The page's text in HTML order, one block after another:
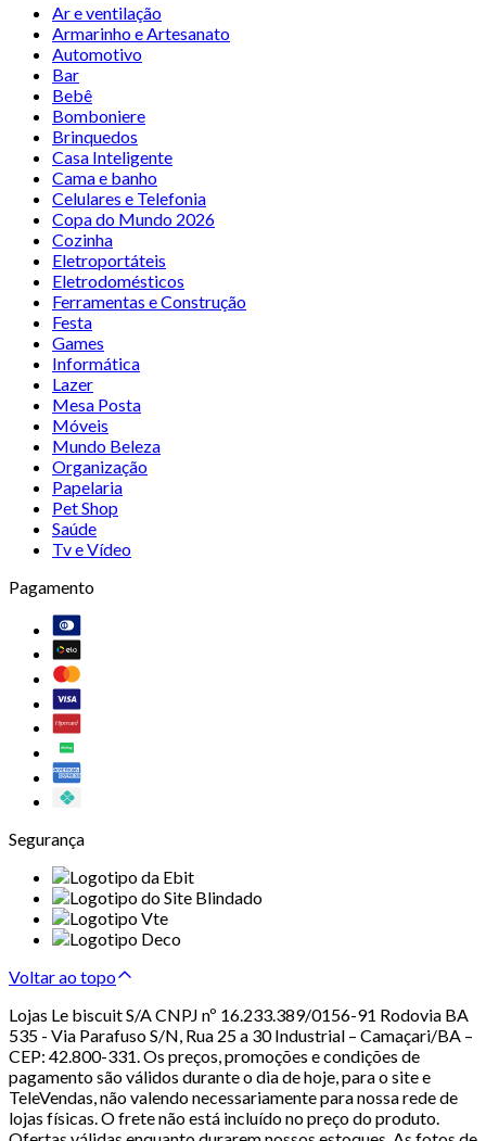
Ar e ventilação
Armarinho e Artesanato
Automotivo
Bar
Bebê
Bomboniere
Brinquedos
Casa Inteligente
Cama e banho
Celulares e Telefonia
Copa do Mundo 2026
Cozinha
Eletroportáteis
Eletrodomésticos
Ferramentas e Construção
Festa
Games
Informática
Lazer
Mesa Posta
Móveis
Mundo Beleza
Organização
Papelaria
Pet Shop
Saúde
Tv e Vídeo
Pagamento
Segurança
Voltar ao topo
Lojas Le biscuit S/A CNPJ nº 16.233.389/0156-91 Rodovia BA
535 - Via Parafuso S/N, Rua 25 a 30 Industrial – Camaçari/BA –
CEP: 42.800-331. Os preços, promoções e condições de
pagamento são válidos durante o dia de hoje, para o site e
TeleVendas, não valendo necessariamente para nossa rede de
lojas físicas. O frete não está incluído no preço do produto.